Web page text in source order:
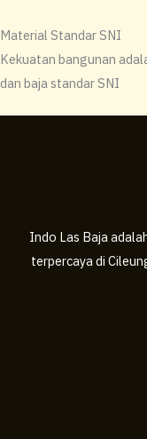
Material Standar SNI
Kekuatan bangunan
dan baja standar SNI
Indo Las Baja
terpercaya di